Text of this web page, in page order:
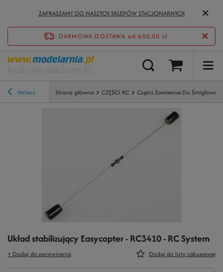
ZAPRASZAMY DO NASZYCH SKLEPÓW STACJONARNYCH
DARMOWA DOSTAWA od 600,00 zł
Wstecz Strona główna CZĘŚCI RC Części Zamienne Do
Układ stabilizujący Easycopter - RC3410 - RC System
+ Dodaj do porównania Dodaj do listy zakupowej